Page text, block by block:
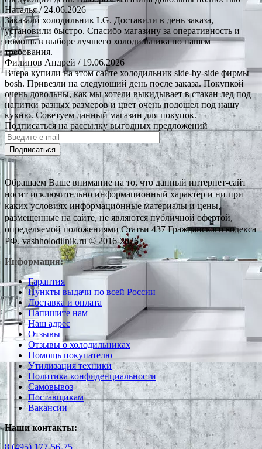
Наталья/ 24.06.2026
Заказали холодильник LG. Доставили в день заказа,
установили быстро. Спасибо магазину за оперативность и
помощь в выборе лучшего холодильника по нашем
требования.
Филипов Андрей / 19.06.2026
Вчера купили на этом сайте холодильник side-by-side фирмы
bosh. Привезли на следующий день после заказа. Покупкой
очень довольны, как мы хотели выкидывает в стакан лед под
напитки разных размеров и цвет очень подошел под нашу
кухню. Советуем данный магазин для покупок.
Подписаться на рассылку выгодных предложений
Подписаться
Обращаем Ваше внимание на то, что данный интернет-сайт
носит исключительно информационный характер и ни при
каких условиях информационные материалы и цены,
размещенные на сайте, не являются публичной офертой,
определяемой положениями Статьи 437 Гражданского кодекса
РФ. vashholodilnik.ru © 2016-2026
Информация:
Гарантия
Пункты выдачи по всей России
Доставка и оплата
Напишите нам
Наш адрес
Отзывы
Отзывы о холодильниках
Помощь покупателю
Утилизация техники
Политика конфиденциальности
Самовывоз
Поставщикам
Вакансии
Наши контакты:
8 (495) 177-56-75